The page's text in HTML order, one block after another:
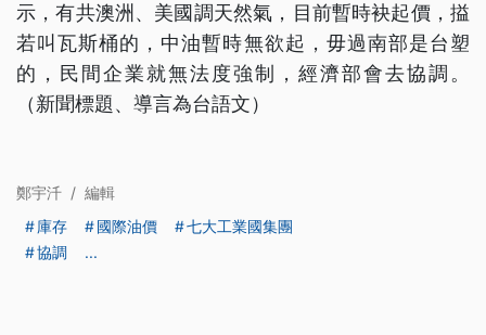
示，有共澳洲、美國調天然氣，目前暫時袂起價，搤
若叫瓦斯桶的，中油暫時無欲起，毋過南部是台塑
的，民間企業就無法度強制，經濟部會去協調。
（新聞標題、導言為台語文）
鄭宇汘 / 編輯
庫存
國際油價
七大工業國集團
協調
...